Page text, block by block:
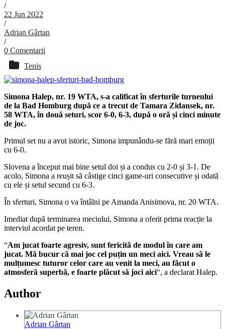
/
22 Jun 2022
/
Adrian Gârtan
/
0 Comentarii
Tenis
Simona Halep, nr. 19 WTA, s-a calificat în sferturile turneului
de la Bad Homburg după ce a trecut de Tamara Zidansek, nr.
58 WTA, în două seturi, scor 6-0, 6-3, după o oră și cinci minute
de joc.
Primul set nu a avut istoric, Simona impunându-se fără mari emoții
cu 6-0.
Slovena a început mai bine setul doi și a condus cu 2-0 și 3-1. De
acolo, Simona a reușit să câstige cinci game-uri consecutive și odată
cu ele și setul secund cu 6-3.
În sferturi, Simona o va întâlni pe Amanda Anisimova, nr. 20 WTA.
Imediat după terminarea meciului, Simona a oferit prima reacție la
interviul acordat pe teren.
“Am jucat foarte agresiv, sunt fericită de modul în care am
jucat. Mă bucur că mai joc cel puțin un meci aici. Vreau să le
mulțumesc tuturor celor care au venit la meci, au făcut o
atmosferă superbă, e foarte plăcut să joci aici“, a declarat Halep.
Author
Adrian Gârtan